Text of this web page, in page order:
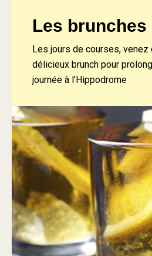
Les brunches
Les jours de courses, venez
délicieux brunch pour
journée à l’Hippodrome